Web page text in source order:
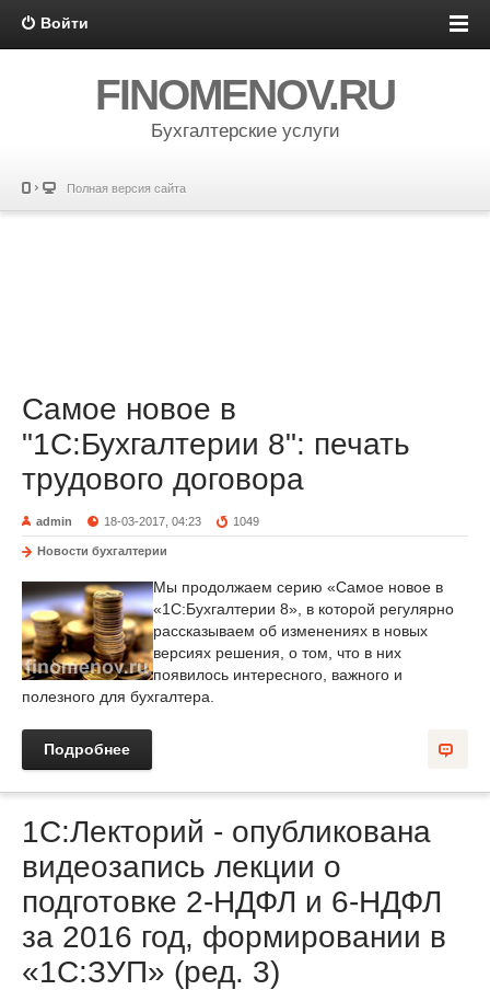
Войти
FINOMENOV.RU
Бухгалтерские услуги
Полная версия сайта
Самое новое в
"1С:Бухгалтерии 8": печать
трудового договора
admin 18-03-2017, 04:23 1049
Новости бухгалтерии
Мы продолжаем серию «Самое новое в
«1С:Бухгалтерии 8», в которой регулярно
рассказываем об изменениях в новых
версиях решения, о том, что в них
появилось интересного, важного и
полезного для бухгалтера.
Подробнее
1С:Лекторий - опубликована
видеозапись лекции о
подготовке 2-НДФЛ и 6-НДФЛ
за 2016 год, формировании в
«1С:ЗУП» (ред. 3)